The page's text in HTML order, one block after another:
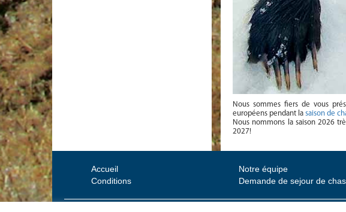
Nous sommes fiers de vous
européens pendant lasaison de
Nous nommons la saison 2026
2027!
Accueil Notre équipe
Conditions
Demande de sejour de